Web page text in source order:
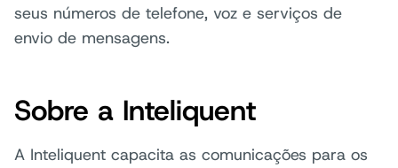
seus números de telefone, voz e serviços de
envio de mensagens.
Sobre a Inteliquent
A Inteliquent capacita as comunicações para os